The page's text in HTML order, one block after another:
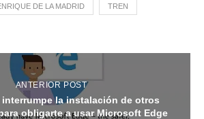
DE LA MADRID TREN
ANTERIOR POST
interrumpe la instalación de otros
obligarte a usar Microsoft Edge